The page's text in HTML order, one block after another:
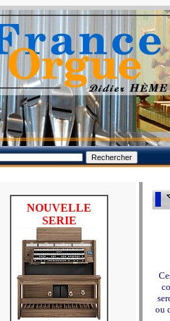
NOUVELLE
SERIE
ou